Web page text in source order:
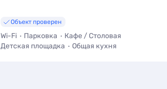
Объект проверен
Wi-Fi Парковка
Кафе / Столовая
Детская площадка
Общая кухня